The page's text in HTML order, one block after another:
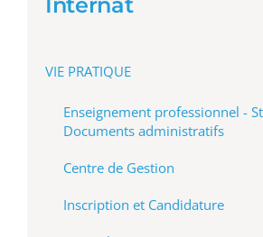
VIE PRATIQUE
Enseignement professionnel -
Documents administratifs
Centre de Gestion
Inscription et Candidature